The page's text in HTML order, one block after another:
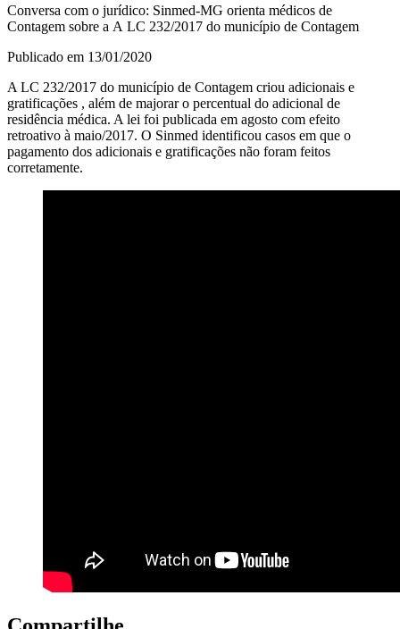
Conversa com o jurídico: Sinmed-MG orienta médicos de
Contagem sobre a A LC 232/2017 do município de Contagem
Publicado em 13/01/2020
A LC 232/2017 do município de Contagem criou adicionais e
gratificações , além de majorar o percentual do adicional de
residência médica. A lei foi publicada em agosto com efeito
retroativo à maio/2017. O Sinmed identificou casos em que o
pagamento dos adicionais e gratificações não foram feitos
corretamente.